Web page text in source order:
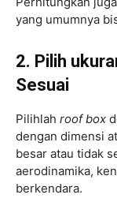
yang umumnya
2. Pilih
Sesuai
Pilihlah roof box
dengan dimensi
besar atau tidak
aerodinamika,
berkendara.